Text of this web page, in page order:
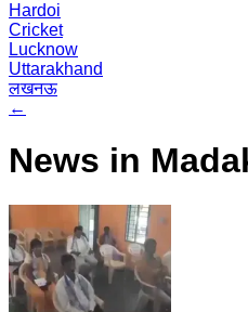
Hardoi
Cricket
Lucknow
Uttarakhand
लखनऊ
←
News in